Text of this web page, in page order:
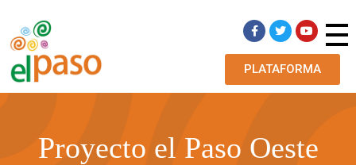
Asociación Civil El Paso
La Asociación Civil El Paso es una organización no gubernamental comprometida con la defensa de los Derechos Humanos de los Niños, Niñas, Adolescentes y Mujeres especialmente afectados por la violencia, el abuso sexual, la discriminación y la exclusión social.
PLATAFORMA
Proyecto el Paso Oeste